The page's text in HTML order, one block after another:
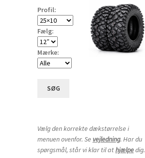
Profil:
Fælg:
Mærke:
SØG
Vælg den korrekte dækstørrelse i
menuen ovenfor. Se vejledning. Har du
spørgsmål, står vi klar til athjælpedig.